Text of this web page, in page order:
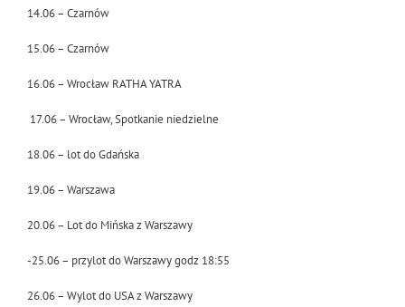
14.06 – Czarnów
15.06 – Czarnów
16.06 – Wrocław RATHA YATRA
17.06 – Wrocław, Spotkanie niedzielne
18.06 – lot do Gdańska
19.06 – Warszawa
20.06 – Lot do Mińska z Warszawy
-25.06 – przylot do Warszawy godz 18:55
26.06 – Wylot do USA z Warszawy